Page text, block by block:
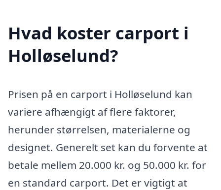
Hvad koster carport i
Holløselund?
Prisen på en carport i Holløselund kan
variere afhængigt af flere faktorer,
herunder størrelsen, materialerne og
designet. Generelt set kan du forvente at
betale mellem 20.000 kr. og 50.000 kr. for
en standard carport. Det er vigtigt at